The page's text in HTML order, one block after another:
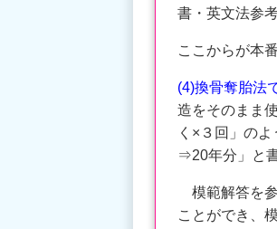
書・英文法参
ここからが本
(4)換骨奪胎法
造をそのまま
く×３回」の
⇒20年分」と
模範解答を参
ことができ、